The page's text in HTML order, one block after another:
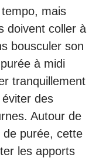
mais
doivent coller à
bousculer son
à midi
tranquillement
des
Autour de
de purée, cette
les apports